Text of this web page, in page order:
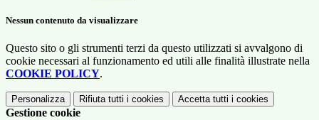
Nessun contenuto da visualizzare
Questo sito o gli strumenti terzi da questo utilizzati si avvalgono di
cookie necessari al funzionamento ed utili alle finalità illustrate nella
COOKIE POLICY.
Personalizza Rifiuta tutti i cookies Accetta tutti i cookies
Gestione cookie